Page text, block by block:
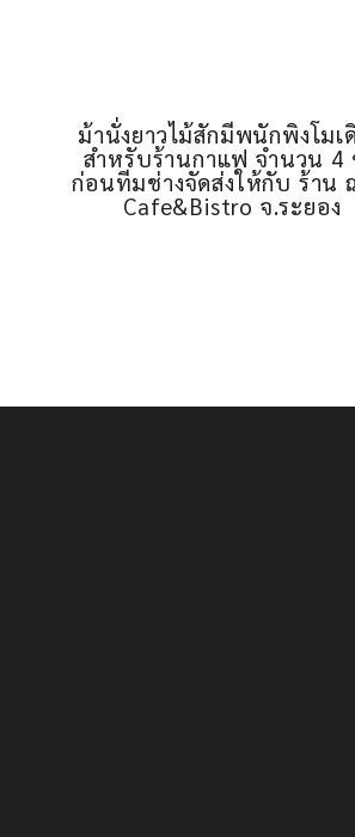
ม้านั่งยาวไม้สักมีพนักพิงโมเ
สำหรับร้านกาแฟ จำนวน 4
ก่อนทีมช่างจัดส่งให้กับ ร้าน
Cafe&Bistro จ.ระยอง